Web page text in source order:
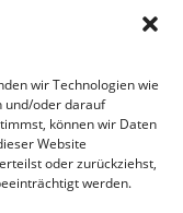
wir Technologien wie
und/oder darauf
können wir Daten
Website
oder zurückziehst,
werden.
einem Anschlag wäre